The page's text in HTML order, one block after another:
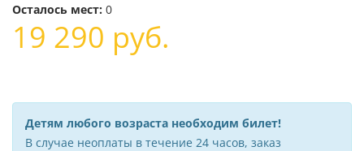
Осталось мест: 0
19 290 руб.
Детям любого возраста необходим билет!
В случае неоплаты в течение 24 часов, заказ